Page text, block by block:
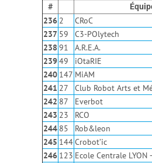
#
236 2 CRoC
237 59 C3-POlytech
238 91 A.R.E.A.
23949 iOtaRIE
240 147 MiAM
241 27 Club Robot Arts et
242 87 Everbot
243 23 RCO
244 85 Rob&leon
245 144Crobot’ic
246 123 Ecole Centrale LYON